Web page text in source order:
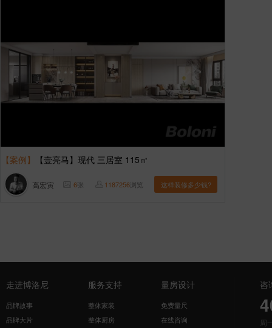
【案例】 【壹亮马】现代 三居室 115㎡
高宏寅 6张 1187256浏览 这样装修多少钱?
走进博洛尼
品牌故事
品牌大片
服务支持
整体家装
整体厨房
量房设计
免费量尺
在线咨询
咨
周